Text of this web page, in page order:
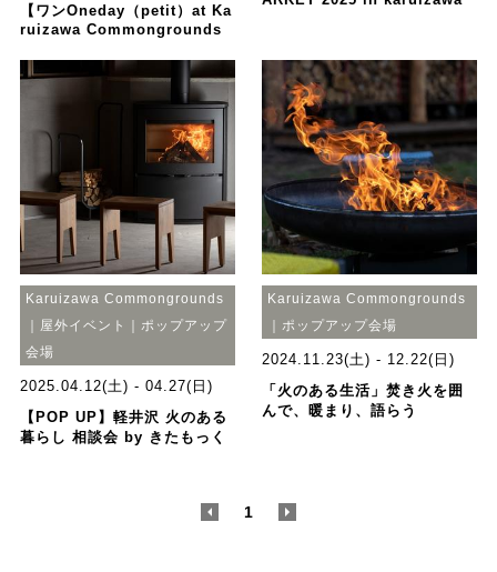
【ワンOneday（petit）at Ka
ruizawa Commongrounds
Karuizawa Commongrounds
｜屋外イベント｜ポップアップ
会場
2025.04.12(土) - 04.27(日)
【POP UP】軽井沢 火のある
暮らし 相談会 by きたもっく
Karuizawa Commongrounds
｜ポップアップ会場
2024.11.23(土) - 12.22(日)
「火のある生活」焚き火を囲
んで、暖まり、語らう
1